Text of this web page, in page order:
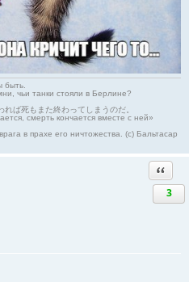
быть.
чьи танки стояли в Берлине?
ば死もまた終わってしまうのだ。
смерть кончается вместе с ней»
в прахе его ничтожества. (с) Бальтасар
3